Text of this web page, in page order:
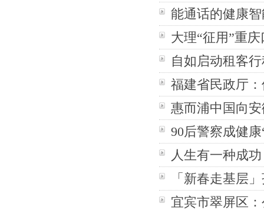
能通话的健康
大理“征用”重
自如启动租客
福建省民政厅
惠而浦中国向
90后警察成健
人生有一种成
「新春走基层
宜宾市翠屏区